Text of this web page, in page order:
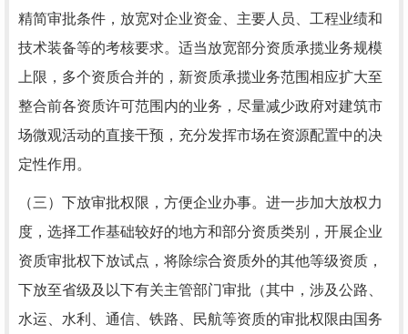
精简审批条件，放宽对企业资金、主要人员、工程业绩和
技术装备等的考核要求。适当放宽部分资质承揽业务规模
上限，多个资质合并的，新资质承揽业务范围相应扩大至
整合前各资质许可范围内的业务，尽量减少政府对建筑市
场微观活动的直接干预，充分发挥市场在资源配置中的决
定性作用。
（三）下放审批权限，方便企业办事。进一步加大放权力
度，选择工作基础较好的地方和部分资质类别，开展企业
资质审批权下放试点，将除综合资质外的其他等级资质，
下放至省级及以下有关主管部门审批（其中，涉及公路、
水运、水利、通信、铁路、民航等资质的审批权限由国务